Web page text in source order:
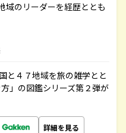
域のリーダーを経歴ととも
と４７地域を旅の雑学とと
」の図鑑シリーズ第２弾が
詳細を見る